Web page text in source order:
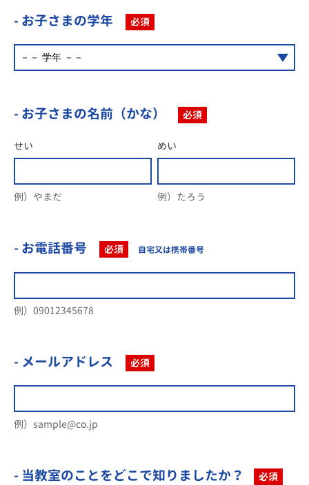
- お子さまの学年 必須
- お子さまの名前（かな） 必須
せい
例）やまだ
めい
例）たろう
- お電話番号 必須 自宅又は携帯番号
例）09012345678
- メールアドレス 必須
例）sample@co.jp
- 当教室のことをどこで知りましたか？ 必須